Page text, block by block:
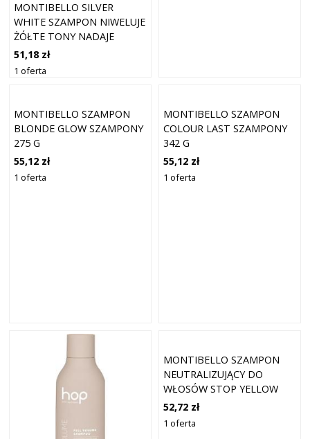
MONTIBELLO SILVER
WHITE SZAMPON NIWELUJE
ŻÓŁTE TONY NADAJE
BLASK 300 ML
51,18 zł
1 oferta
MONTIBELLO SZAMPON
BLONDE GLOW SZAMPONY
275 G
55,12 zł
1 oferta
MONTIBELLO SZAMPON
COLOUR LAST SZAMPONY
342 G
55,12 zł
1 oferta
MONTIBELLO SZAMPON
NEUTRALIZUJĄCY DO
WŁOSÓW STOP YELLOW
SZAMPONY 300 ML
52,72 zł
1 oferta